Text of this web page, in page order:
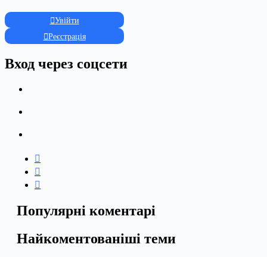
Увійти
Реєстрація
Вход через соцсети
Популярні коментарі
Найкоментованіші теми